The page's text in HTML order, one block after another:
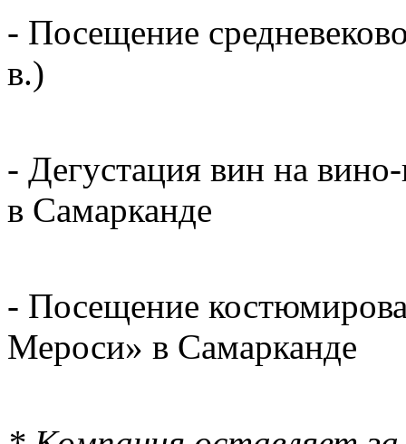
- Посещение
в.)
- Дегустация вин на
в Самарканде
- Посещение
Мероси» в Самарканде